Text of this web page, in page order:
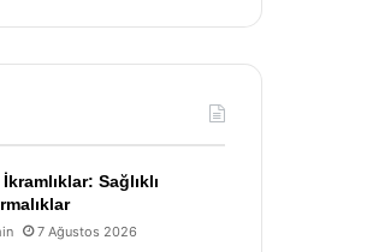
Sağlıklı
7 Ağustos 2026